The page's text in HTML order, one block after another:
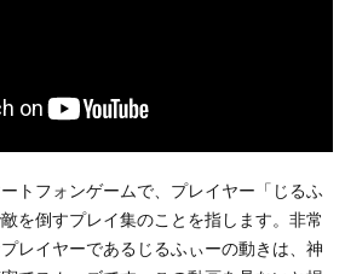
トフォンゲームで、プレイヤー「じるふ
を倒すプレイ集のことを指します。非常
レイヤーであるじるふぃーの動きは、神